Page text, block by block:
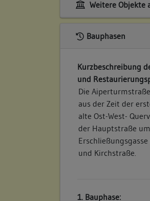
Weitere Objekte
Bauphasen
Kurzbeschreibung
und
Die
aus der Zeit der
alte Ost-West-
der Hauptstraße
und Kirchstraße.
1. Bauphase: